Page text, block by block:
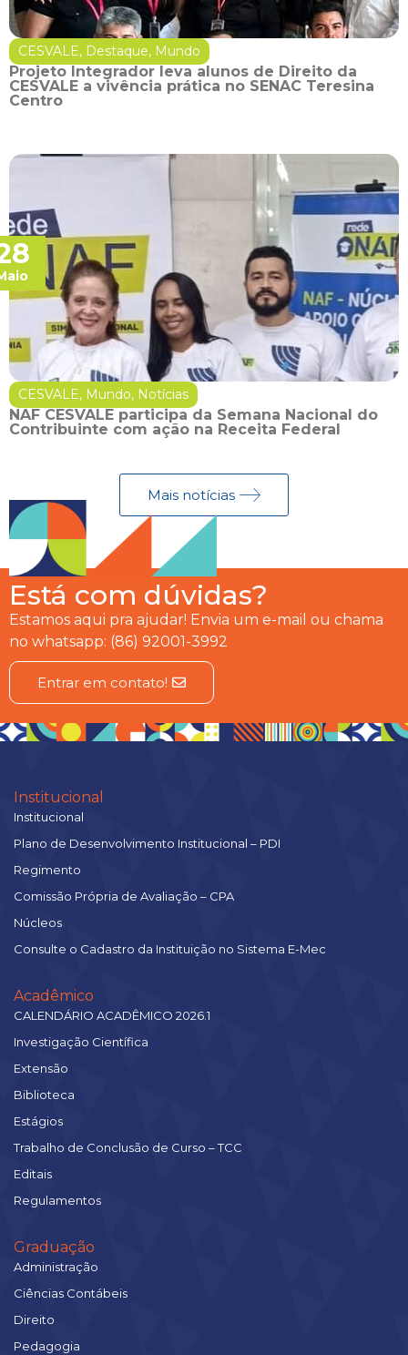
CESVALE, Destaque, Mundo
Projeto Integrador leva alunos de Direito da
CESVALE a vivência prática no SENAC Teresina
Centro
CESVALE, Mundo, Notícias
NAF CESVALE participa da Semana Nacional do
Contribuinte com ação na Receita Federal
Mais notícias
Está com dúvidas?
Estamos aqui pra ajudar! Envia um e-mail ou chama
no whatsapp: (86) 92001-3992
Entrar em contato!
Institucional
Institucional
Plano de Desenvolvimento Institucional – PDI
Regimento
Comissão Própria de Avaliação – CPA
Núcleos
Consulte o Cadastro da Instituição no Sistema E-Mec
Acadêmico
CALENDÁRIO ACADÊMICO 2026.1
Investigação Científica
Extensão
Biblioteca
Estágios
Trabalho de Conclusão de Curso – TCC
Editais
Regulamentos
Graduação
Administração
Ciências Contábeis
Direito
Pedagogia